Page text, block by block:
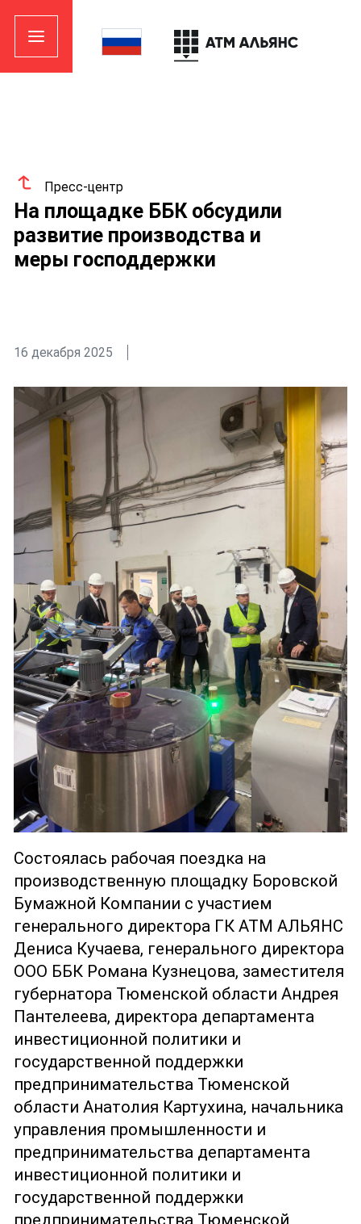
Пресс-центр
На площадке ББК обсудили
развитие производства и
меры господдержки
16 декабря 2025
Состоялась рабочая поездка на
производственную площадку Боровской
Бумажной Компании с участием
генерального директора ГК АТМ АЛЬЯНС
Дениса Кучаева, генерального директора
ООО ББК Романа Кузнецова, заместителя
губернатора Тюменской области Андрея
Пантелеева, директора департамента
инвестиционной политики и
государственной поддержки
предпринимательства Тюменской
области Анатолия Картухина, начальника
управления промышленности и
предпринимательства департамента
инвестиционной политики и
государственной поддержки